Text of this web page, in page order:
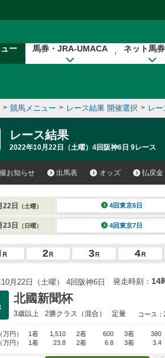
ー 馬券・JRA-UMACA ネット馬
> 競馬メニュー > レース結果 開催選択 > レ
レース結果
2022年10月22日（土曜）4回阪神6日 9レース
お知らせ 出馬表 オッズ 払戻金
22日 （土曜） 4回東京6日
23日 （日曜） 4回東京7日
月22日（土曜） 4回阪神6日 発走時刻： 14
北國新聞杯
3歳以上 2勝クラス （混合） 定量 コース：
（万円） 1着 1,510 2着 600 3着
380
（万円） 1着 23.8 2着 6.8 3着 3.4